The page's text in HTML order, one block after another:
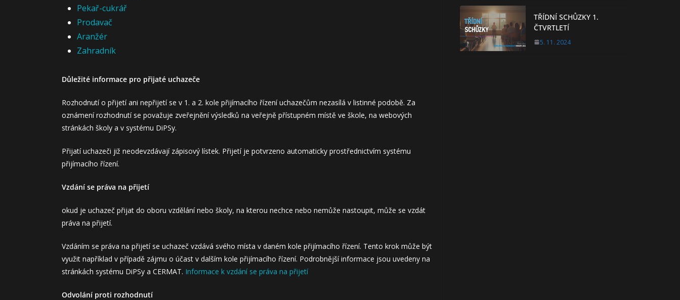
Pekař-cukrář
Prodavač
Aranžér
Zahradník
Důležité informace pro přijaté uchazeče
Rozhodnutí o přijetí ani nepřijetí se v 1. a 2. kole přijímacího řízení uchazečům nezasílá v listinné podobě. Za
oznámení rozhodnutí se považuje zveřejnění výsledků na veřejně přístupném místě ve škole, na webových
stránkách školy a v systému DiPSy.
Přijatí uchazeči již neodevzdávají zápisový lístek. Přijetí je potvrzeno automaticky prostřednictvím systému
přijímacího řízení.
Vzdání se práva na přijetí
okud je uchazeč přijat do oboru vzdělání nebo školy, na kterou nechce nebo nemůže nastoupit, může se vzdát
práva na přijetí.
Vzdáním se práva na přijetí se uchazeč vzdává svého místa v daném kole přijímacího řízení. Tento krok může být
využit například v případě zájmu o účast v dalším kole přijímacího řízení. Podrobnější informace jsou uvedeny na
stránkách systému DiPSy a CERMAT. Informace k vzdání se práva na přijetí
Odvolání proti rozhodnutí
TŘÍDNÍ SCHŮZKY 1.
ČTVRTLETÍ
5. 11. 2024